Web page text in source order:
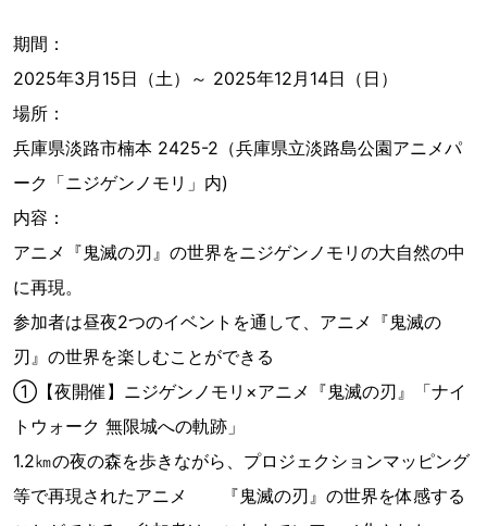
期間：
2025年3月15日（土）～ 2025年12月14日（日）
場所：
兵庫県淡路市楠本 2425-2（兵庫県立淡路島公園アニメパ
ーク「ニジゲンノモリ」内)
内容：
アニメ『鬼滅の刃』の世界をニジゲンノモリの大自然の中
に再現。
参加者は昼夜2つのイベントを通して、アニメ『鬼滅の
刃』の世界を楽しむことができる
①【夜開催】ニジゲンノモリ×アニメ『鬼滅の刃』「ナイ
トウォーク 無限城への軌跡」
1.2㎞の夜の森を歩きながら、プロジェクションマッピング
等で再現されたアニメ 『鬼滅の刃』の世界を体感する